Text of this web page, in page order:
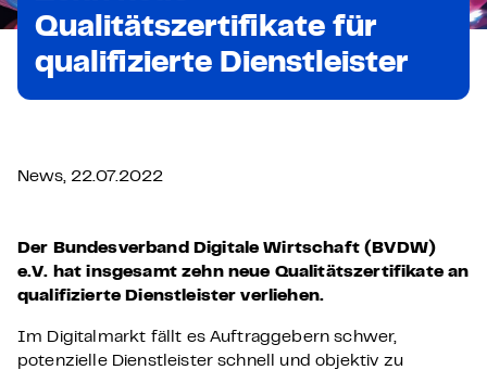
Qualitätszertifikate für
qualifizierte Dienstleister
News, 22.07.2022
Der Bundesverband Digitale Wirtschaft (BVDW)
e.V. hat insgesamt zehn neue Qualitätszertifikate an
qualifizierte Dienstleister verliehen.
Im Digitalmarkt fällt es Auftraggebern schwer,
potenzielle Dienstleister schnell und objektiv zu